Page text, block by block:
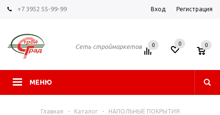
+7 3952 55-99-99 Вход Регистрация
Сеть строймаркетов
МЕНЮ
0 0 0
Главная - Каталог - НАПОЛЬНЫЕ ПОКРЫТИЯ